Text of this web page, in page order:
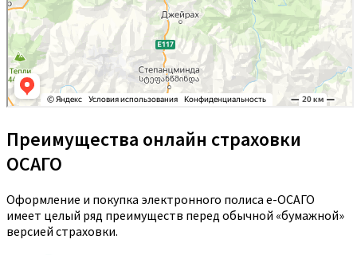
Преимущества онлайн страховки
ОСАГО
Оформление и покупка электронного полиса е-ОСАГО
имеет целый ряд преимуществ перед обычной «бумажной»
версией страховки.